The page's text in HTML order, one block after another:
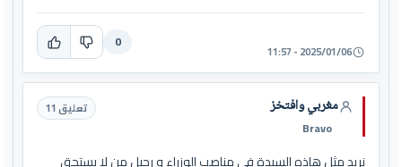
2025/01/06 - 11:57
0
مغربي وافتخز
Bravo
تعليق 11
نريد مثل هاذه السيدة في مناصب الوزراء و رحيل من لا يستحق